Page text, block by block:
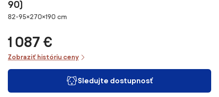
90)
Rozmery
82-95×270×190 cm
1 087 €
Zobraziť históriu ceny
Sledujte dostupnosť